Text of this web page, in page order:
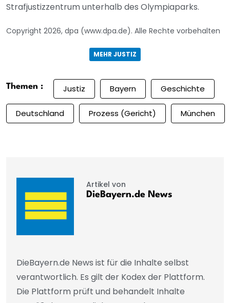
Strafjustizzentrum unterhalb des Olympiaparks.
Copyright 2026, dpa (www.dpa.de). Alle Rechte vorbehalten
MEHR JUSTIZ
Themen : Justiz Bayern Geschichte
Deutschland Prozess (Gericht) München
Artikel von
DieBayern.de News
DieBayern.de News ist für die Inhalte selbst
verantwortlich. Es gilt der Kodex der Plattform.
Die Plattform prüft und behandelt Inhalte